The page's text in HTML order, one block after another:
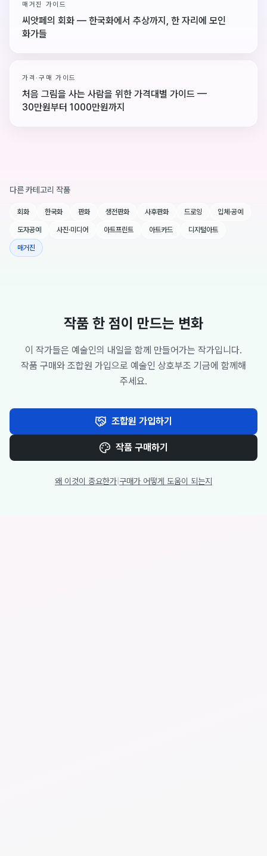
매거진 가이드
씨앗페의 회화 — 한국화에서 추상까지, 한 자리에 모인
화가들
가격·구매 가이드
처음 그림을 사는 사람을 위한 가격대별 가이드 —
30만원부터 1000만원까지
다른 카테고리 작품
회화 한국화 판화 생전판화 사후판화 드로잉 입체·공예
도자공예 사진·미디어 아트프린트 아트카드 디지털아트
매거진
작품 한 점이 만드는 변화
이 작가들은 예술인의 내일을 함께 만들어가는 작가입니다.
작품 구매와 조합원 가입으로 예술인 상호부조 기금에 함께해
주세요.
조합원 가입하기
작품 구매하기
왜 이것이 중요한가 구매가 어떻게 도움이 되는지